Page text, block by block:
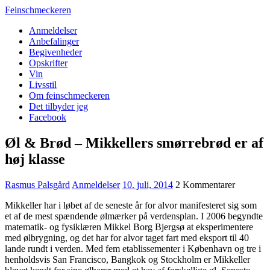
Feinschmeckeren
Anmeldelser
Anbefalinger
Begivenheder
Opskrifter
Vin
Livsstil
Om feinschmeckeren
Det tilbyder jeg
Facebook
Øl & Brød – Mikkellers smørrebrød er af
høj klasse
Rasmus Palsgård Anmeldelser 10. juli, 2014 2 Kommentarer
Mikkeller har i løbet af de seneste år for alvor manifesteret sig som
et af de mest spændende ølmærker på verdensplan. I 2006 begyndte
matematik- og fysiklæren Mikkel Borg Bjergsø at eksperimentere
med ølbrygning, og det har for alvor taget fart med eksport til 40
lande rundt i verden. Med fem etablissementer i København og tre i
henholdsvis San Francisco, Bangkok og Stockholm er Mikkeller